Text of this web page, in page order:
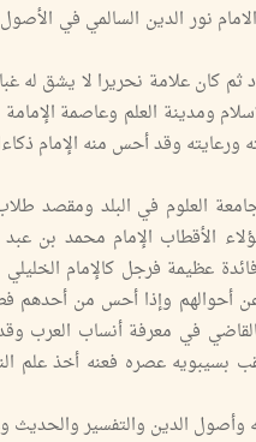
نور الدين السالمي في
علامة نحريرا لا يشق له
نزوى بيضة الإسلام ومدينة العلم
ورعايته وقد أحس منه الإمام
العلوم في البلد ومقصد
الأقطاب الإمام محمد بن عبد
عظيمة فرجل كالإمام
أحوالهم وإذا أحس من أحدهم
في معرفة أنساب العرب
بسيبويه عصره فعنه أخذ علم
وأصول الدين والتفسير والحديث